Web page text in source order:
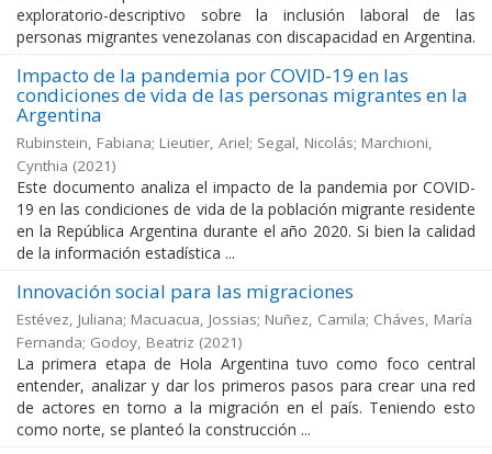
exploratorio-descriptivo sobre la inclusión laboral de las
personas migrantes venezolanas con discapacidad en Argentina.
Impacto de la pandemia por COVID-19 en las
condiciones de vida de las personas migrantes en la
Argentina
Rubinstein, Fabiana; Lieutier, Ariel; Segal, Nicolás; Marchioni,
Cynthia (2021)
Este documento analiza el impacto de la pandemia por COVID-
19 en las condiciones de vida de la población migrante residente
en la República Argentina durante el año 2020. Si bien la calidad
de la información estadística ...
Innovación social para las migraciones
Estévez, Juliana; Macuacua, Jossias; Nuñez, Camila; Cháves, María
Fernanda; Godoy, Beatriz (2021)
La primera etapa de Hola Argentina tuvo como foco central
entender, analizar y dar los primeros pasos para crear una red
de actores en torno a la migración en el país. Teniendo esto
como norte, se planteó la construcción ...